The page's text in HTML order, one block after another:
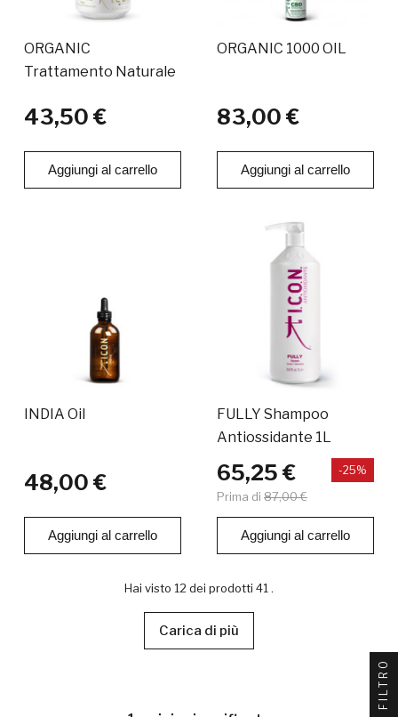
ORGANIC
Trattamento Naturale
43,50 €
Aggiungi al carrello
ORGANIC 1000 OIL
83,00 €
Aggiungi al carrello
INDIA Oil
48,00 €
Aggiungi al carrello
FULLY Shampoo
Antiossidante 1L
65,25 €
Prima di 87,00 €
-25%
Aggiungi al carrello
Hai visto 12 dei prodotti 41 .
Carica di più
FILTRO